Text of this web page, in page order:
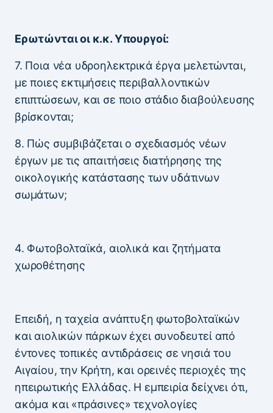
Ερωτώνται οι κ.κ. Υπουργοί:
7. Ποια νέα υδροηλεκτρικά έργα μελετώνται,
με ποιες εκτιμήσεις περιβαλλοντικών
επιπτώσεων, και σε ποιο στάδιο διαβούλευσης
βρίσκονται;
8. Πώς συμβιβάζεται ο σχεδιασμός νέων
έργων με τις απαιτήσεις διατήρησης της
οικολογικής κατάστασης των υδάτινων
σωμάτων;
4. Φωτοβολταϊκά, αιολικά και ζητήματα
χωροθέτησης
Επειδή, η ταχεία ανάπτυξη φωτοβολταϊκών
και αιολικών πάρκων έχει συνοδευτεί από
έντονες τοπικές αντιδράσεις σε νησιά του
Αιγαίου, την Κρήτη, και ορεινές περιοχές της
ηπειρωτικής Ελλάδας. Η εμπειρία δείχνει ότι,
ακόμα και «πράσινες» τεχνολογίες